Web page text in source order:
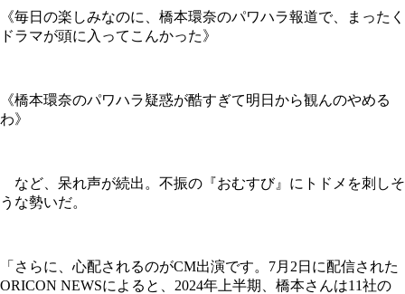
《毎日の楽しみなのに、橋本環奈のパワハラ報道で、まったく
ドラマが頭に入ってこんかった》
《橋本環奈のパワハラ疑惑が酷すぎて明日から観んのやめる
わ》
など、呆れ声が続出。不振の『おむすび』にトドメを刺しそ
うな勢いだ。
「さらに、心配されるのがCM出演です。7月2日に配信された
ORICON NEWSによると、2024年上半期、橋本さんは11社の